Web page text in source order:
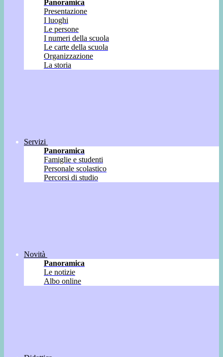
Panoramica
Presentazione
I luoghi
Le persone
I numeri della scuola
Le carte della scuola
Organizzazione
La storia
Servizi
Panoramica
Famiglie e studenti
Personale scolastico
Percorsi di studio
Novità
Panoramica
Le notizie
Albo online